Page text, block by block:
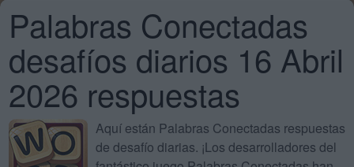
Palabras Conectadas
desafíos diarios 16 Abril
2026 respuestas
Aquí están Palabras Conectadas respuestas
de desafío diarias. ¡Los desarrolladores del